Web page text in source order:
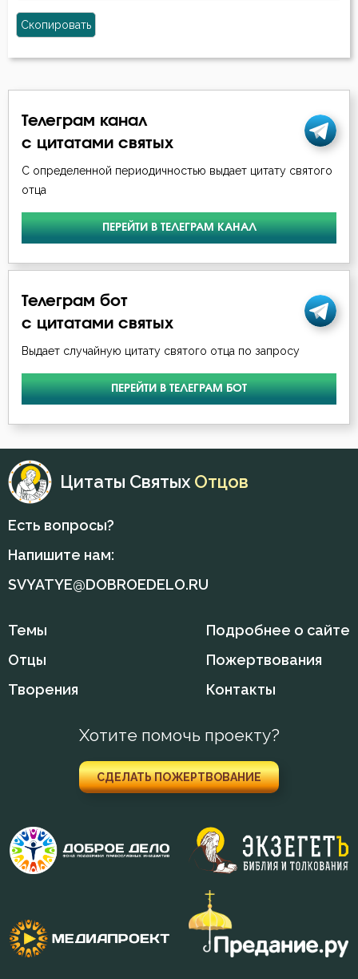
Скопировать
Телеграм канал
с цитатами святых
С определенной периодичностью выдает цитату святого
отца
ПЕРЕЙТИ В ТЕЛЕГРАМ КАНАЛ
Телеграм бот
с цитатами святых
Выдает случайную цитату святого отца по запросу
ПЕРЕЙТИ В ТЕЛЕГРАМ БОТ
Цитаты Святых Отцов
Есть вопросы?
Напишите нам:
SVYATYE@DOBROEDELO.RU
Темы
Отцы
Творения
Подробнее о сайте
Пожертвования
Контакты
Хотите помочь проекту?
СДЕЛАТЬ ПОЖЕРТВОВАНИЕ